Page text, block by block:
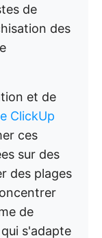
de
des
et de
ClickUp
ces
sur des
des plages
de
s'adapte